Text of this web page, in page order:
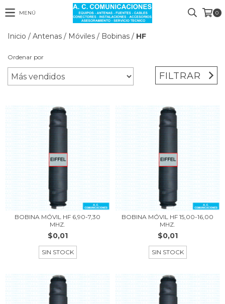
MENÚ 0
Inicio / Antenas / Móviles / Bobinas / HF
Ordenar por
FILTRAR
BOBINA MÓVIL HF 6,90-7,30
MHZ.
$0,01
SIN STOCK
BOBINA MÓVIL HF 15,00-16,00
MHZ.
$0,01
SIN STOCK